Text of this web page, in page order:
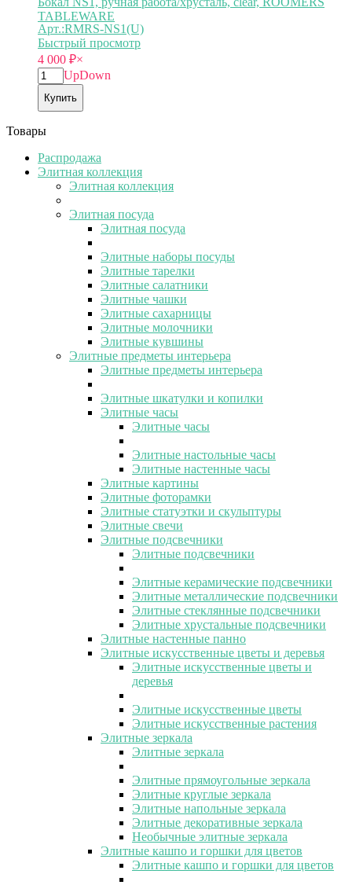
TABLEWARE
Арт.:RMRS-NS1(U)
Быстрый просмотр
4 000 ₽×
UpDown
Купить
Товары
Распродажа
Элитная коллекция
Элитная коллекция
Элитная посуда
Элитная посуда
Элитные наборы посуды
Элитные тарелки
Элитные салатники
Элитные чашки
Элитные сахарницы
Элитные молочники
Элитные кувшины
Элитные предметы интерьера
Элитные предметы интерьера
Элитные шкатулки и копилки
Элитные часы
Элитные часы
Элитные настольные часы
Элитные настенные часы
Элитные картины
Элитные фоторамки
Элитные статуэтки и скульптуры
Элитные свечи
Элитные подсвечники
Элитные подсвечники
Элитные керамические подсвечники
Элитные металлические подсвечники
Элитные стеклянные подсвечники
Элитные хрустальные подсвечники
Элитные настенные панно
Элитные искусственные цветы и деревья
Элитные искусственные цветы и
деревья
Элитные искусственные цветы
Элитные искусственные растения
Элитные зеркала
Элитные зеркала
Элитные прямоугольные зеркала
Элитные круглые зеркала
Элитные напольные зеркала
Элитные декоративные зеркала
Необычные элитные зеркала
Элитные кашпо и горшки для цветов
Элитные кашпо и горшки для цветов